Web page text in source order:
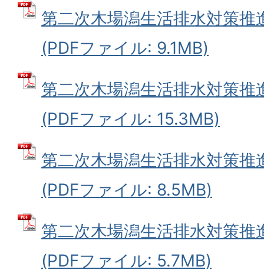
第二次木場潟生活排水対策
(PDFファイル: 9.1MB)
第二次木場潟生活排水対策
(PDFファイル: 15.3MB)
第二次木場潟生活排水対策
(PDFファイル: 8.5MB)
第二次木場潟生活排水対策
(PDFファイル: 5.7MB)